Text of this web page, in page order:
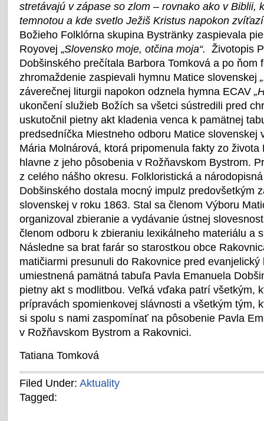
stretávajú v zápase so zlom – rovnako ako v Biblii,
temnotou a kde svetlo Ježiš Kristus napokon
Božieho Folklórna skupina Bystränky zaspievala
Royovej „Slovensko moje, otčina moja“. Životopis
Dobšinského prečítala Barbora Tomková a po ňom
zhromaždenie zaspievali hymnu Matice slovenskej
záverečnej liturgii napokon odznela hymna ECAV
ukončení služieb Božích sa všetci sústredili pred
uskutočnil pietny akt kladenia venca k pamätnej
predsedníčka Miestneho odboru Matice slovenskej
Mária Molnárová, ktorá pripomenula fakty zo života
hlavne z jeho pôsobenia v Rožňavskom Bystrom.
z celého nášho okresu. Folkloristická a
Dobšinského dostala mocný impulz predovšetkým
slovenskej v roku 1863. Stal sa členom Výboru
organizoval zbieranie a vydávanie ústnej
členom odboru k zbieraniu lexikálneho materiálu a
Následne sa brat farár so starostkou obce
matičiarmi presunuli do Rakovnice pred
umiestnená pamätná tabuľa Pavla Emanuela
pietny akt s modlitbou. Veľká vďaka patrí všetkým,
prípravách spomienkovej slávnosti a všetkým tým,
si spolu s nami zaspomínať na pôsobenie Pavla
v Rožňavskom Bystrom a Rakovnici.
Tatiana Tomková
Filed Under: Aktuality
Tagged: